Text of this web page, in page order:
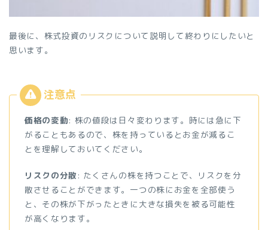
最後に、株式投資のリスクについて説明して終わりにしたいと
思います。
価格の変動: 株の値段は日々変わります。時には急に下
がることもあるので、株を持っているとお金が減るこ
とを理解しておいてください。
リスクの分散: たくさんの株を持つことで、リスクを分
散させることができます。一つの株にお金を全部使う
と、その株が下がったときに大きな損失を被る可能性
が高くなります。